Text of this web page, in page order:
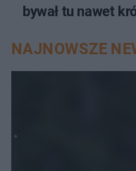
bywał tu nawet
NAJNOWSZE